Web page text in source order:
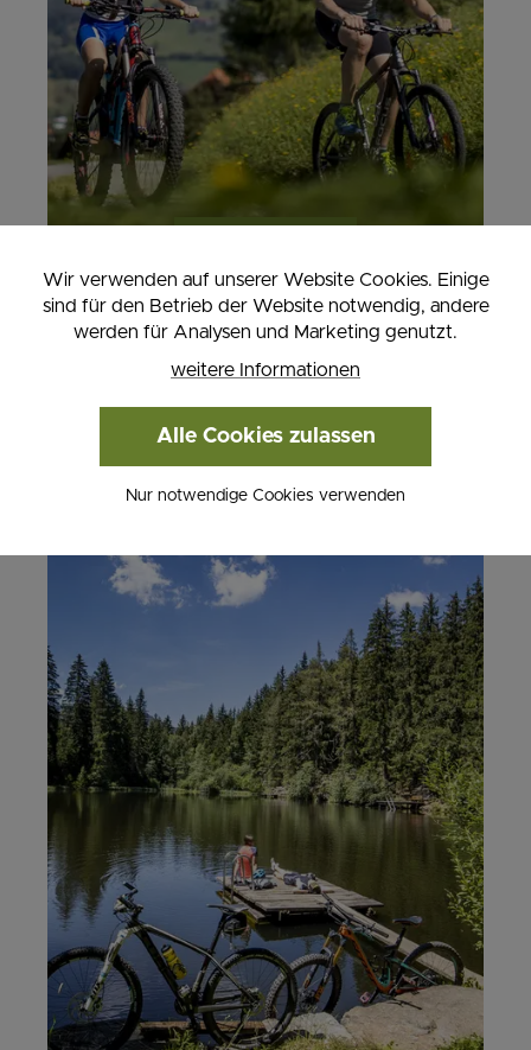
- 2 Nächte
- Gültig von 06.04.- 30.11.2026
ab € 285,00
Wir verwenden auf unserer Website Cookies. Einige
sind für den Betrieb der Website notwendig, andere
werden für Analysen und Marketing genutzt.
weitere Informationen
Alle Cookies zulassen
Nur notwendige Cookies verwenden